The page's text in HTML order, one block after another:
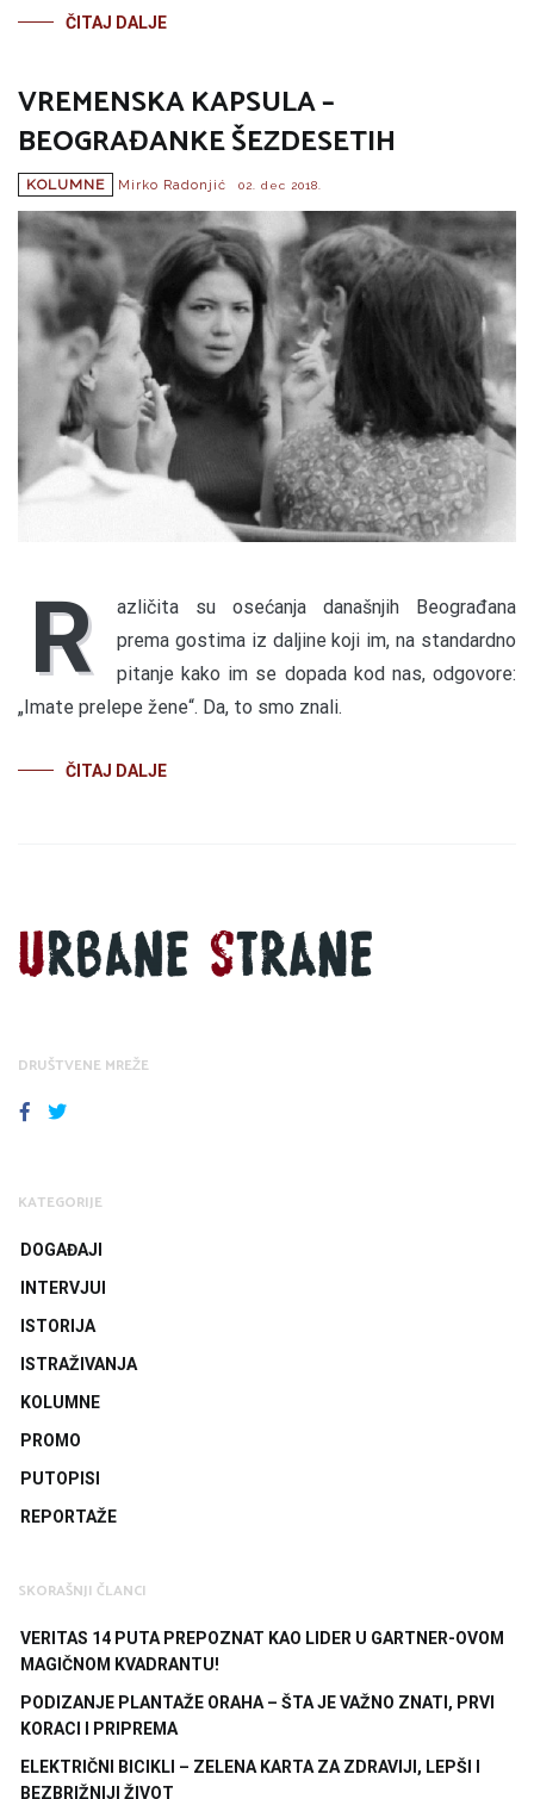
ČITAJ DALJE
VREMENSKA KAPSULA –
BEOGRAĐANKE ŠEZDESETIH
KOLUMNE Mirko Radonjić 02. dec 2018.
R
azličita su osećanja današnjih Beograđana
prema gostima iz daljine koji im, na standardno
pitanje kako im se dopada kod nas, odgovore:
„Imate prelepe žene“. Da, to smo znali.
ČITAJ DALJE
DRUŠTVENE MREŽE
FACEBOOK
TWITTER
KATEGORIJE
DOGAĐAJI
INTERVJUI
ISTORIJA
ISTRAŽIVANJA
KOLUMNE
PROMO
PUTOPISI
REPORTAŽE
SKORAŠNJI ČLANCI
VERITAS 14 PUTA PREPOZNAT KAO LIDER U GARTNER-OVOM
MAGIČNOM KVADRANTU!
PODIZANJE PLANTAŽE ORAHA – ŠTA JE VAŽNO ZNATI, PRVI
KORACI I PRIPREMA
ELEKTRIČNI BICIKLI – ZELENA KARTA ZA ZDRAVIJI, LEPŠI I
BEZBRIŽNIJI ŽIVOT